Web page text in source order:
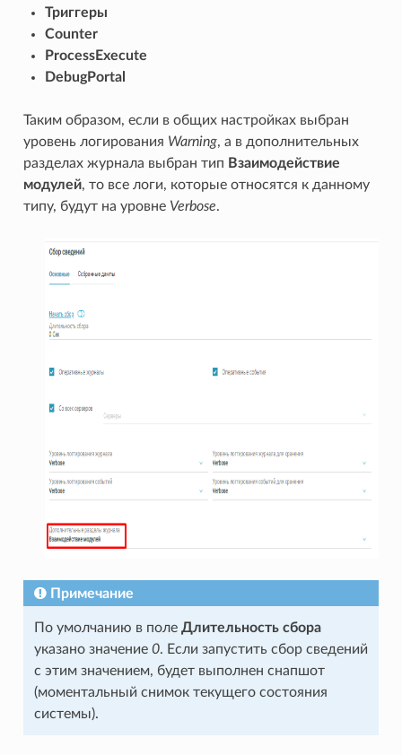
Триггеры
Counter
ProcessExecute
DebugPortal
Таким образом, если в общих настройках выбран
уровень логирования Warning, а в дополнительных
разделах журнала выбран тип Взаимодействие
модулей, то все логи, которые относятся к данному
типу, будут на уровне Verbose.
Примечание
По умолчанию в поле Длительность сбора
указано значение 0. Если запустить сбор сведений
с этим значением, будет выполнен снапшот
(моментальный снимок текущего состояния
системы).